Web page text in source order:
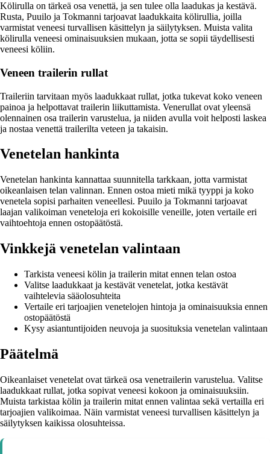
Kölirulla on tärkeä osa venettä, ja sen tulee olla laadukas ja kestävä.
Rusta, Puuilo ja Tokmanni tarjoavat laadukkaita kölirullia, joilla
varmistat veneesi turvallisen käsittelyn ja säilytyksen. Muista valita
kölirulla veneesi ominaisuuksien mukaan, jotta se sopii täydellisesti
veneesi köliin.
Veneen trailerin rullat
Traileriin tarvitaan myös laadukkaat rullat, jotka tukevat koko veneen
painoa ja helpottavat trailerin liikuttamista. Venerullat ovat yleensä
olennainen osa trailerin varustelua, ja niiden avulla voit helposti laskea
ja nostaa venettä trailerilta veteen ja takaisin.
Venetelan hankinta
Venetelan hankinta kannattaa suunnitella tarkkaan, jotta varmistat
oikeanlaisen telan valinnan. Ennen ostoa mieti mikä tyyppi ja koko
venetela sopisi parhaiten veneellesi. Puuilo ja Tokmanni tarjoavat
laajan valikoiman veneteloja eri kokoisille veneille, joten vertaile eri
vaihtoehtoja ennen ostopäätöstä.
Vinkkejä venetelan valintaan
Tarkista veneesi kölin ja trailerin mitat ennen telan ostoa
Valitse laadukkaat ja kestävät venetelat, jotka kestävät
vaihtelevia sääolosuhteita
Vertaile eri tarjoajien venetelojen hintoja ja ominaisuuksia ennen
ostopäätöstä
Kysy asiantuntijoiden neuvoja ja suosituksia venetelan valintaan
Päätelmä
Oikeanlaiset venetelat ovat tärkeä osa venetrailerin varustelua. Valitse
laadukkaat rullat, jotka sopivat veneesi kokoon ja ominaisuuksiin.
Muista tarkistaa kölin ja trailerin mitat ennen valintaa sekä vertailla eri
tarjoajien valikoimaa. Näin varmistat veneesi turvallisen käsittelyn ja
säilytyksen kaikissa olosuhteissa.